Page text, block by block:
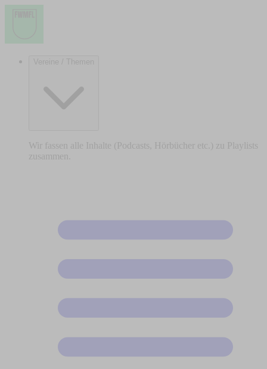
Vereine / Themen
Wir fassen alle Inhalte (Podcasts, Hörbücher etc.) zu Playlists
zusammen.